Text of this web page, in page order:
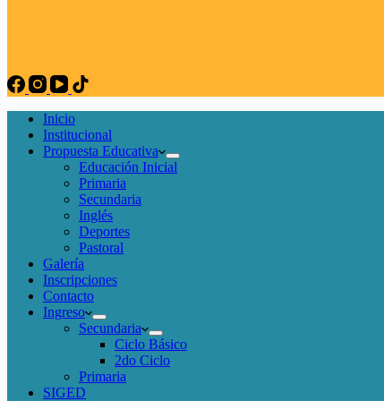
Inicio
Institucional
Propuesta Educativa
Educación Inicial
Primaria
Secundaria
Inglés
Deportes
Pastoral
Galería
Inscripciones
Contacto
Ingreso
Secundaria
Ciclo Básico
2do Ciclo
Primaria
SIGED